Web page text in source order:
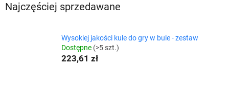
Najczęściej sprzedawane
Wysokiej jakości kule do gry w bule - zestaw
Dostępne (>5 szt.)
223,61 zł